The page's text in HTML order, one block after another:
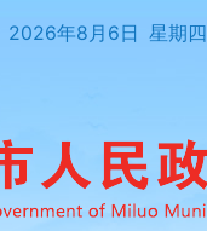
2026年8月6日 星期四